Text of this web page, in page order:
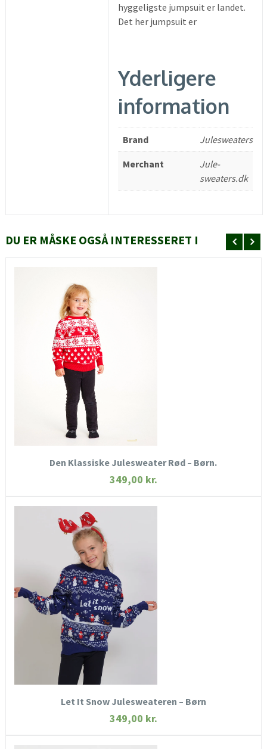
hyggeligste jumpsuit er landet.
Det her jumpsuit er
Yderligere
information
Brand Julesweaters
Merchant
Jule-
sweaters.dk
DU ER MÅSKE OGSÅ INTERESSERET I
KØB NU
Den Klassiske Julesweater Rød – Børn.
349,00 kr.
HURTIGT KIG
SE MERE
Let It Snow Julesweateren – Børn
349,00 kr.